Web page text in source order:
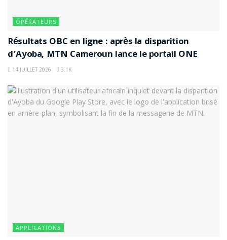
OPÉRATEURS
Résultats OBC en ligne : après la disparition
d’Ayoba, MTN Cameroun lance le portail ONE
14 JUILLET 2026 3.1K
APPLICATIONS